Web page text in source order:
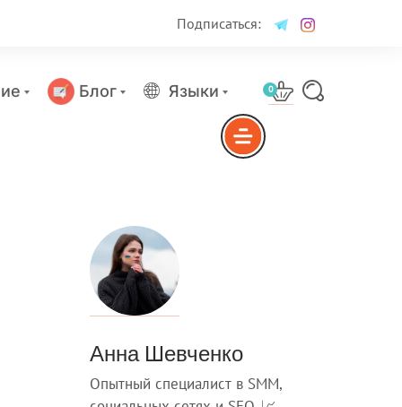
Подписаться:
Блог Языки 0
Анна Шевченко
Опытный специалист в SMM,